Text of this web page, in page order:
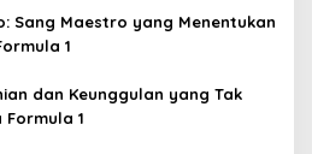
Sang Maestro yang Menentukan
1
dan Keunggulan yang Tak
Formula 1